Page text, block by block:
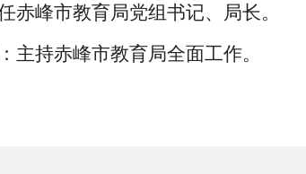
赤峰市教育局党组书记、局长。
主持赤峰市教育局全面工作。